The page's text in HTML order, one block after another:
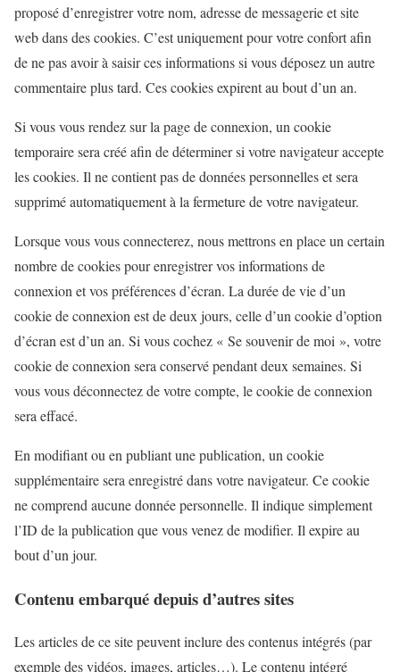
proposé d’enregistrer votre nom, adresse de messagerie et site
web dans des cookies. C’est uniquement pour votre confort afin
de ne pas avoir à saisir ces informations si vous déposez un autre
commentaire plus tard. Ces cookies expirent au bout d’un an.
Si vous vous rendez sur la page de connexion, un cookie
temporaire sera créé afin de déterminer si votre navigateur accepte
les cookies. Il ne contient pas de données personnelles et sera
supprimé automatiquement à la fermeture de votre navigateur.
Lorsque vous vous connecterez, nous mettrons en place un certain
nombre de cookies pour enregistrer vos informations de
connexion et vos préférences d’écran. La durée de vie d’un
cookie de connexion est de deux jours, celle d’un cookie d’option
d’écran est d’un an. Si vous cochez « Se souvenir de moi », votre
cookie de connexion sera conservé pendant deux semaines. Si
vous vous déconnectez de votre compte, le cookie de connexion
sera effacé.
En modifiant ou en publiant une publication, un cookie
supplémentaire sera enregistré dans votre navigateur. Ce cookie
ne comprend aucune donnée personnelle. Il indique simplement
l’ID de la publication que vous venez de modifier. Il expire au
bout d’un jour.
Contenu embarqué depuis d’autres sites
Les articles de ce site peuvent inclure des contenus intégrés (par
exemple des vidéos, images, articles…). Le contenu intégré